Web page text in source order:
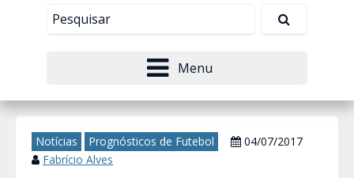
Menu
Notícias Prognósticos de Futebol
04/07/2017
Fabrício Alves